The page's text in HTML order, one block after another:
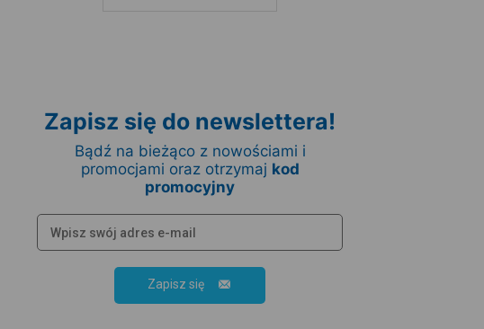
Zapisz się do newslettera!
Bądź na bieżąco z nowościami i
promocjami oraz otrzymaj kod
promocyjny
Zapisz się